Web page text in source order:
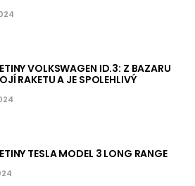
VOLKSWAGEN ID.3: Z BAZARU
RAKETU A JE SPOLEHLIVÝ
TESLA MODEL 3 LONG RANGE